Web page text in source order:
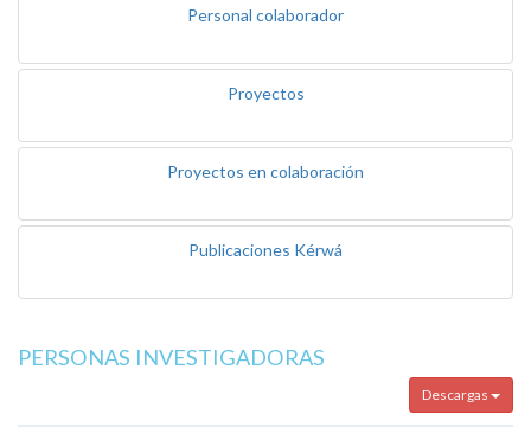
Personal colaborador
Proyectos
Proyectos en colaboración
Publicaciones Kérwá
PERSONAS INVESTIGADORAS
Descargas